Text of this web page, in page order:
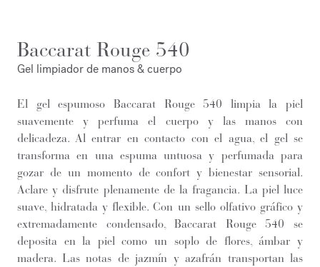
Baccarat Rouge 540
Gel limpiador de manos & cuerpo
El gel espumoso Baccarat Rouge 540 limpia la piel
suavemente y perfuma el cuerpo y las manos con
delicadeza. Al entrar en contacto con el agua, el gel se
transforma en una espuma untuosa y perfumada para
gozar de un momento de confort y bienestar sensorial.
Aclare y disfrute plenamente de la fragancia. La piel luce
suave, hidratada y flexible. Con un sello olfativo gráfico y
extremadamente condensado, Baccarat Rouge 540 se
deposita en la piel como un soplo de flores, ámbar y
madera. Las notas de jazmín y azafrán transportan las